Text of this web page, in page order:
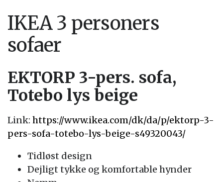
IKEA 3 personers
sofaer
EKTORP 3-pers. sofa,
Totebo lys beige
Link: https://www.ikea.com/dk/da/p/ektorp-3-
pers-sofa-totebo-lys-beige-s49320043/
Tidløst design
Dejligt tykke og komfortable hynder